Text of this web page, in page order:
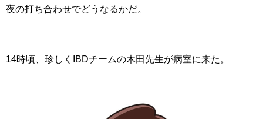
夜の打ち合わせでどうなるかだ。
14時頃、珍しくIBDチームの木田先生が病室に来た。